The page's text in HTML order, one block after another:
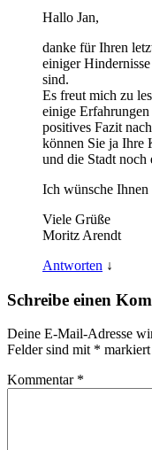
Hallo Jan,
danke für Ihren
einiger
sind.
Es freut mich zu
einige
positives Fazit
können Sie ja Ihre
und die Stadt noch
Ich wünsche Ihnen
Viele Grüße
Moritz Arendt
Antworten ↓
Schreibe einen
Deine E-Mail-Adresse
Felder sind mit * markiert
Kommentar *